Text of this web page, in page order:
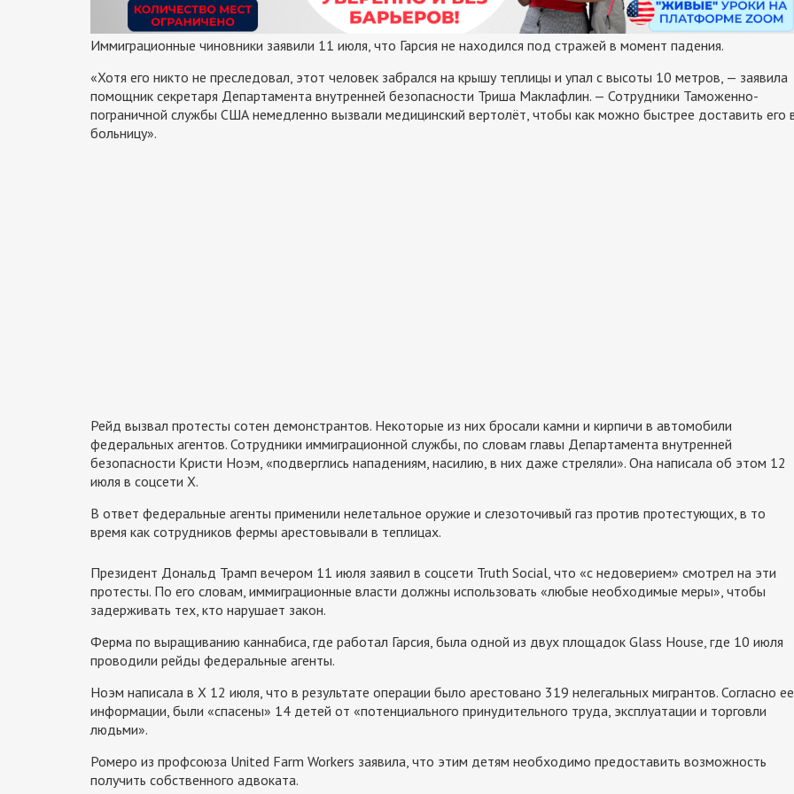
Иммиграционные чиновники заявили 11 июля, что Гарсия не находился под стражей в момент падения.
«Хотя его никто не преследовал, этот человек забрался на крышу теплицы и упал с высоты 10 метров, — заявила
помощник секретаря Департамента внутренней безопасности Триша Маклафлин. — Сотрудники Таможенно-
пограничной службы США немедленно вызвали медицинский вертолёт, чтобы как можно быстрее доставить его
больницу».
Рейд вызвал протесты сотен демонстрантов. Некоторые из них бросали камни и кирпичи в автомобили
федеральных агентов. Сотрудники иммиграционной службы, по словам главы Департамента внутренней
безопасности Кристи Ноэм, «подверглись нападениям, насилию, в них даже стреляли». Она написала об этом 12
июля в соцсети X.
В ответ федеральные агенты применили нелетальное оружие и слезоточивый газ против протестующих, в то
время как сотрудников фермы арестовывали в теплицах.
Президент Дональд Трамп вечером 11 июля заявил в соцсети Truth Social, что «с недоверием» смотрел на эти
протесты. По его словам, иммиграционные власти должны использовать «любые необходимые меры», чтобы
задерживать тех, кто нарушает закон.
Ферма по выращиванию каннабиса, где работал Гарсия, была одной из двух площадок Glass House, где 10 июля
проводили рейды федеральные агенты.
Ноэм написала в X 12 июля, что в результате операции было арестовано 319 нелегальных мигрантов. Согласно ее
информации, были «спасены» 14 детей от «потенциального принудительного труда, эксплуатации и торговли
людьми».
Ромеро из профсоюза United Farm Workers заявила, что этим детям необходимо предоставить возможность
получить собственного адвоката.